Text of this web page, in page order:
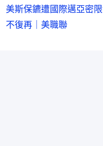
美斯保鑣遭國際邁亞密
不復再｜美職聯